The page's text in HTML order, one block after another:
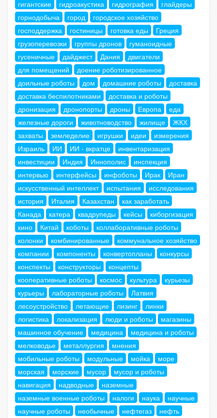
гигантские гидроакустика гидрография
глайдеры
горнодобыча
город
городское хозяйство
господдержка
гостиницы готовка еды
Греция
грузоперевозки
группы дронов
гуманоидные
гусеничные
дайджест Дания
двигатели
для помещений
доение роботизированное
доильные роботы
дом домашние роботы
доставка
доставка беспилотниками
доставка и роботы
дронизация
дронопорты дроны Европа
еда
железные дороги
животноводство жилище
ЖКХ
захваты
земледелие игрушки идеи
измерения
Израиль
ИИ ИИ - вкратце
инвентаризация
инвестиции
Индия Иннополис
инспекция
интервью
интерфейсы инфоботы Ирак
Иран
искусственный интеллект
испытания
исследования
история
Италия Казахстан
как заработать
Канада
катера квадрупеды кейсы
киборгизация
кино
Китай коботы
коллаборативные роботы
колонки
комбинированные
коммунальное хозяйство
компании
компоненты конвертопланы
конкурсы
конспекты
конструкторы
концепты
кооперативные роботы
космос культура
курьезы
курьеры
лабораторные роботы
Латвия
лесоустройство
летающие лизинг
линки
логистика
локализация люди и роботы
магазины
машинное обучение
медицина
медицина и роботы
мелководье
металлургия
мнения
мобильные роботы
модульные мойка
море
морская
морские мусор
мусор и роботы
навигация
надводные
наземные
наземные военные роботы
налоги наука
научные
научные роботы
необычные нефтегаз
нефть